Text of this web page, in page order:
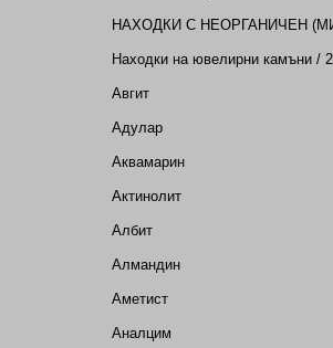
НАХОДКИ С НЕОРГАНИЧЕН
Находки на ювелирни камъни /
Авгит
Адулар
Аквамарин
Актинолит
Албит
Алмандин
Аметист
Аналцим